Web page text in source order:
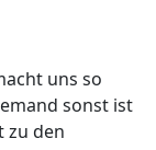
uns so
sonst ist
zu den